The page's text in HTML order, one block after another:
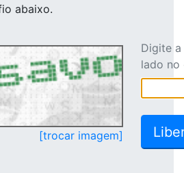
abaixo.
[trocar imagem]
Digite
lado no